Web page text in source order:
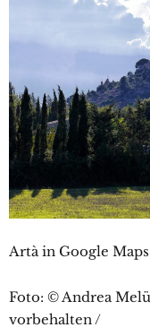
Artà in Google
Foto: © Andrea
vorbehalten /